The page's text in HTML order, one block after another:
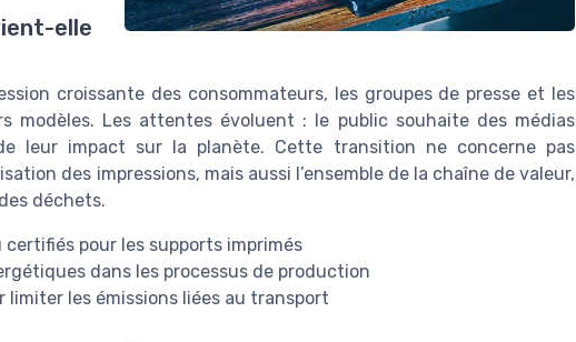
elle
croissante des consommateurs, les groupes de presse et les
modèles. Les attentes évoluent : le public souhaite des médias
leur impact sur la planète. Cette transition ne concerne pas
des impressions, mais aussi l’ensemble de la chaîne de valeur,
déchets.
pour les supports imprimés
dans les processus de production
les émissions liées au transport